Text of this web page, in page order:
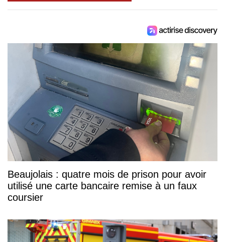
Beaujolais : quatre mois de prison pour avoir
utilisé une carte bancaire remise à un faux
coursier